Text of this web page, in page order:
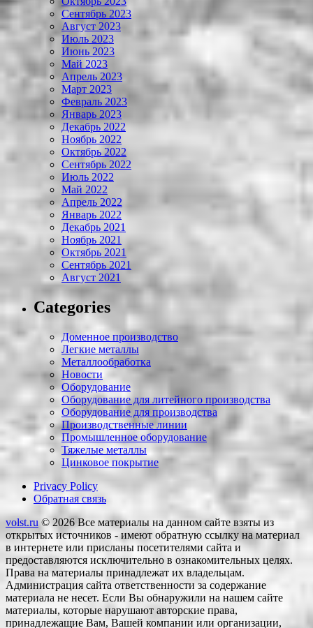
Сентябрь 2023
Август 2023
Июль 2023
Июнь 2023
Май 2023
Апрель 2023
Март 2023
Февраль 2023
Январь 2023
Декабрь 2022
Ноябрь 2022
Октябрь 2022
Сентябрь 2022
Июль 2022
Май 2022
Апрель 2022
Январь 2022
Декабрь 2021
Ноябрь 2021
Октябрь 2021
Сентябрь 2021
Август 2021
Categories
Доменное производство
Легкие металлы
Металлообработка
Новости
Оборудование
Оборудование для литейного производства
Оборудование для производства
Производственные линии
Промышленное оборудование
Тяжелые металлы
Цинковое покрытие
Privacy Policy
Обратная связь
volst.ru © 2026 Все материалы на данном сайте взяты из
открытых источников - имеют обратную ссылку на материал
в интернете или присланы посетителями сайта и
предоставляются исключительно в ознакомительных целях.
Права на материалы принадлежат их владельцам.
Администрация сайта ответственности за содержание
материала не несет. Если Вы обнаружили на нашем сайте
материалы, которые нарушают авторские права,
принадлежащие Вам, Вашей компании или организации,